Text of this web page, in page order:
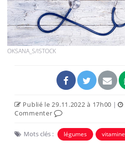
OKSANA_S/ISTOCK
Publié le 29.11.2022 à 17h00 |
Commenter
Mots clés : légumes vitamine